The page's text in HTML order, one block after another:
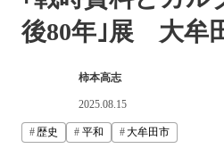
後80年｣展 大牟
柿本高志
2025.08.15
歴史 平和 大牟田市